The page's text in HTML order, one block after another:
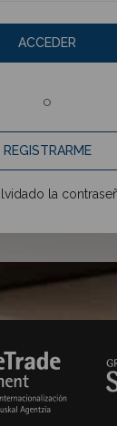
ACCEDER
o
REGISTRARME
la